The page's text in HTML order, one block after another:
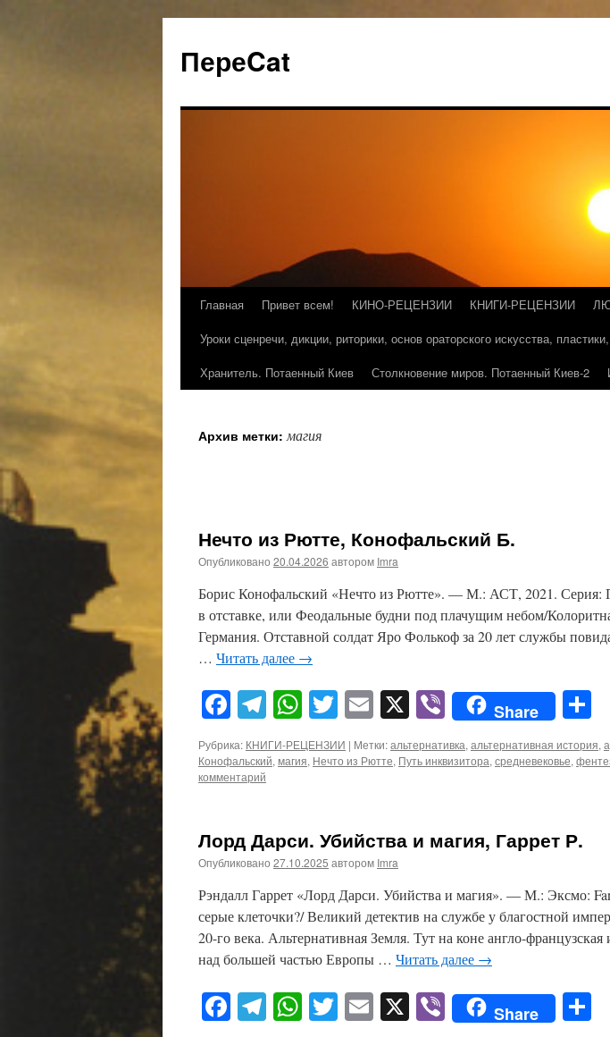
ПереCat
Главная Привет всем! КИНО-РЕЦЕНЗИИ КНИГИ-РЕЦЕНЗИИ
Уроки сценречи, дикции, риторики, основ ораторского искусства,
Хранитель. Потаенный Киев
Столкновение миров. Потаенный Киев-2
Архив метки:магия
Нечто из Рютте, Конофальский Б.
Опубликовано 20.04.2026 автором Imra
Борис Конофальский «Нечто из Рютте». — М.: АСТ, 2021. Серия:
в отставке, или Феодальные будни под плачущим небом/
Германия. Отставной солдат Яро Фолькоф за 20 лет службы
… Читать далее →
Facebook
Telegram
WhatsApp
Twitter
Email
X ViberShare
Рубрика: КНИГИ-РЕЦЕНЗИИ | Метки:альтернативка,альтернативная история,
Конофальский,магия, Нечто из Рютте, Путь инквизитора,средневековье,
комментарий
Лорд Дарси. Убийства и магия, Гаррет Р.
Опубликовано 27.10.2025 автором Imra
Рэндалл Гаррет «Лорд Дарси. Убийства и магия». — М.: Эксмо:
серые клеточки?/ Великий детектив на службе у благостной
20-го века. Альтернативная Земля. Тут на коне англо-
над большей частью Европы … Читать далее →
Facebook
Telegram
WhatsApp
Twitter
Email
X ViberShare